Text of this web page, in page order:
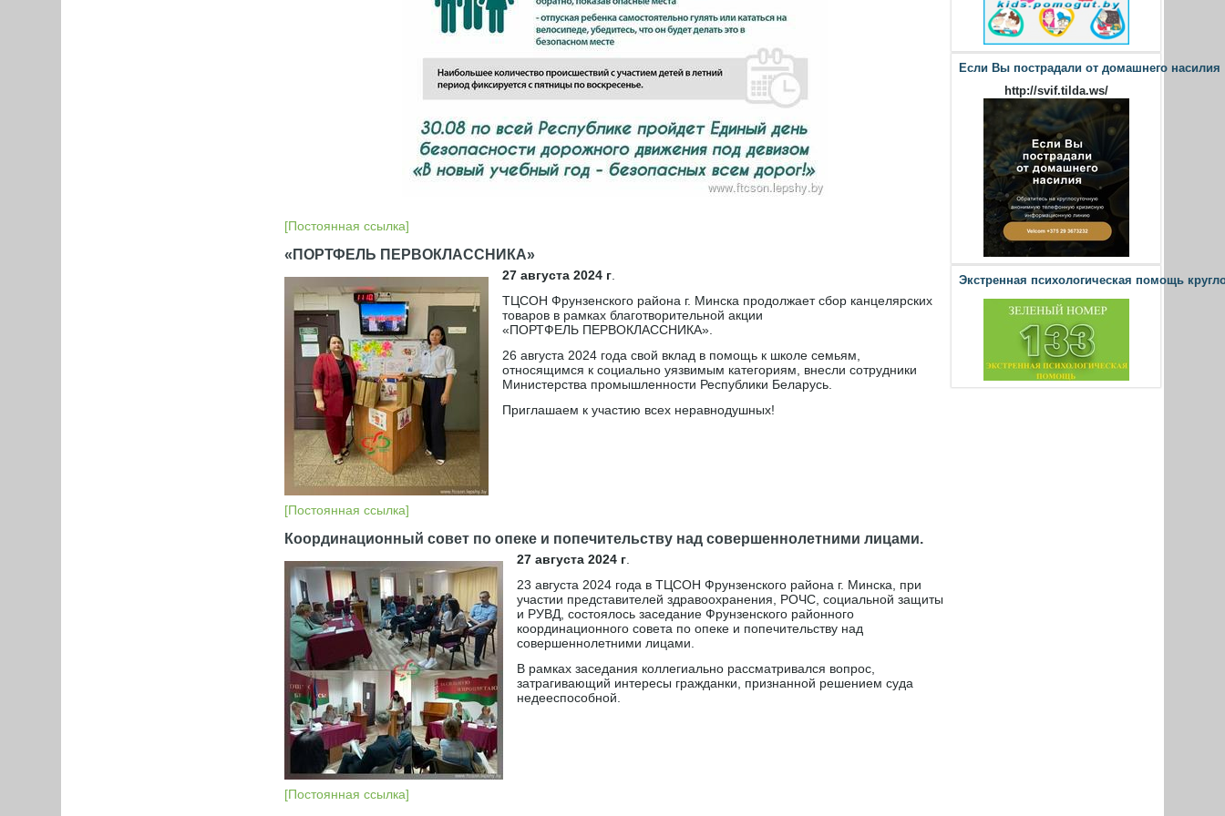
[Постоянная ссылка]
«ПОРТФЕЛЬ ПЕРВОКЛАССНИКА»
27 августа 2024 г
ТЦСОН Фрунзенского района г. Минска продолжает сбор канцелярских
товаров в рамках благотворительной акции
«ПОРТФЕЛЬ ПЕРВОКЛАССНИКА».
26 августа 2024 года свой вклад в помощь к школе семьям,
относящимся к социально уязвимым категориям, внесли сотрудники
Министерства промышленности Республики Беларусь.
Приглашаем к участию всех неравнодушных!
[Постоянная ссылка]
Координационный совет по опеке и попечительству над совершеннолетними лицами.
27 августа 2024 г
23 августа 2024 года в ТЦСОН Фрунзенского района г. Минска, при
участии представителей здравоохранения, РОЧС, социальной защиты
и РУВД, состоялось заседание Фрунзенского районного
координационного совета по опеке и попечительству над
совершеннолетними лицами.
В рамках заседания коллегиально рассматривался вопрос,
затрагивающий интересы гражданки, признанной решением суда
недееспособной.
[Постоянная ссылка]
Если Вы пострадали от домашнего насилия
http://svif.tilda.ws/
Экстренная психологическая помощь